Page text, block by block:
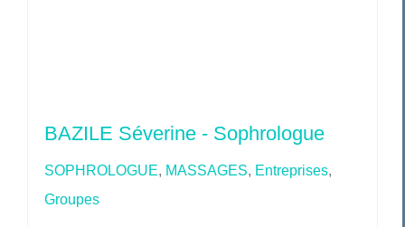
BAZILE Séverine - Sophrologue
SOPHROLOGUE, MASSAGES, Entreprises,
Groupes